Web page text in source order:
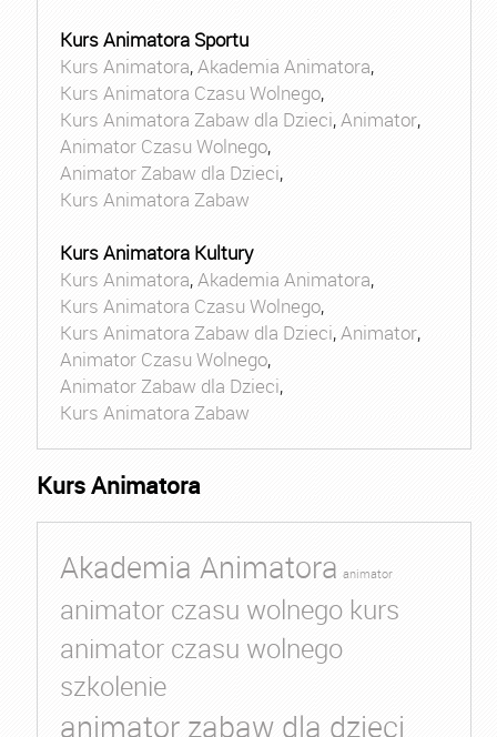
Kurs Animatora Sportu
Kurs Animatora,Akademia Animatora,
Kurs Animatora Czasu Wolnego,
Kurs Animatora Zabaw dla Dzieci,Animator,
Animator Czasu Wolnego,
Animator Zabaw dla Dzieci,
Kurs Animatora Zabaw
Kurs Animatora Kultury
Kurs Animatora,Akademia Animatora,
Kurs Animatora Czasu Wolnego,
Kurs Animatora Zabaw dla Dzieci,Animator,
Animator Czasu Wolnego,
Animator Zabaw dla Dzieci,
Kurs Animatora Zabaw
Kurs Animatora
Akademia Animatora animator
animator czasu wolnego kurs
animator czasu wolnego
szkolenie
animator zabaw dla dzieci